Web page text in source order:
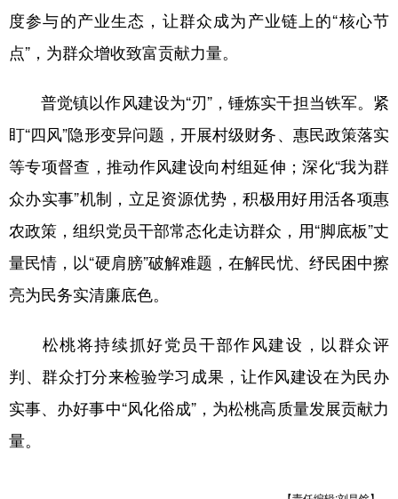
度参与的产业生态，让群众成为产业链上的“核心节
点”，为群众增收致富贡献力量。
普觉镇以作风建设为“刃”，锤炼实干担当铁军。紧
盯“四风”隐形变异问题，开展村级财务、惠民政策落实
等专项督查，推动作风建设向村组延伸；深化“我为群
众办实事”机制，立足资源优势，积极用好用活各项惠
农政策，组织党员干部常态化走访群众，用“脚底板”丈
量民情，以“硬肩膀”破解难题，在解民忧、纾民困中擦
亮为民务实清廉底色。
松桃将持续抓好党员干部作风建设，以群众评
判、群众打分来检验学习成果，让作风建设在为民办
实事、办好事中“风化俗成”，为松桃高质量发展贡献力
量。